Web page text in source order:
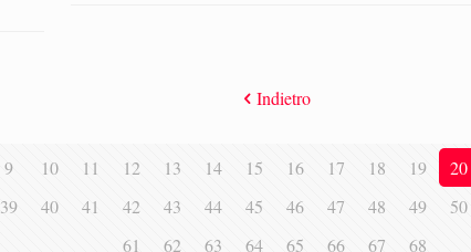
Indietro
9 10 11 12 13 14 15 16 17 18 19 20
39 40 41 42 43 44 45 46 47 48 49 50
61
62 63 64 65 66 67 68